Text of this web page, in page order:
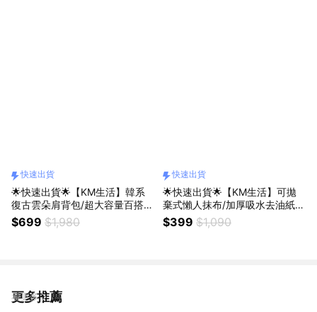
快速出貨
🌟快速出貨🌟【KM生活】韓系
復古雲朵肩背包/超大容量百搭單
肩包/氣質通勤包(附吊飾)_3色任
選
$699 $1,980
快速出貨
🌟快速出貨🌟【KM生活】可拋
棄式懶人抹布/加厚吸水去油紙抹
布/萬用清潔布20張X3捲_2色任
選
$399 $1,090
更多推薦
看更多